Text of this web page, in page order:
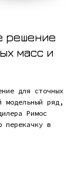
решение
масс и
для сточных
модельный ряд,
Римос
перекачку в